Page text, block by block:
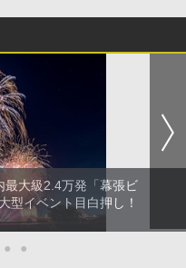
最大級2.4万発「幕張ビ
型イベント目白押し！
● ●